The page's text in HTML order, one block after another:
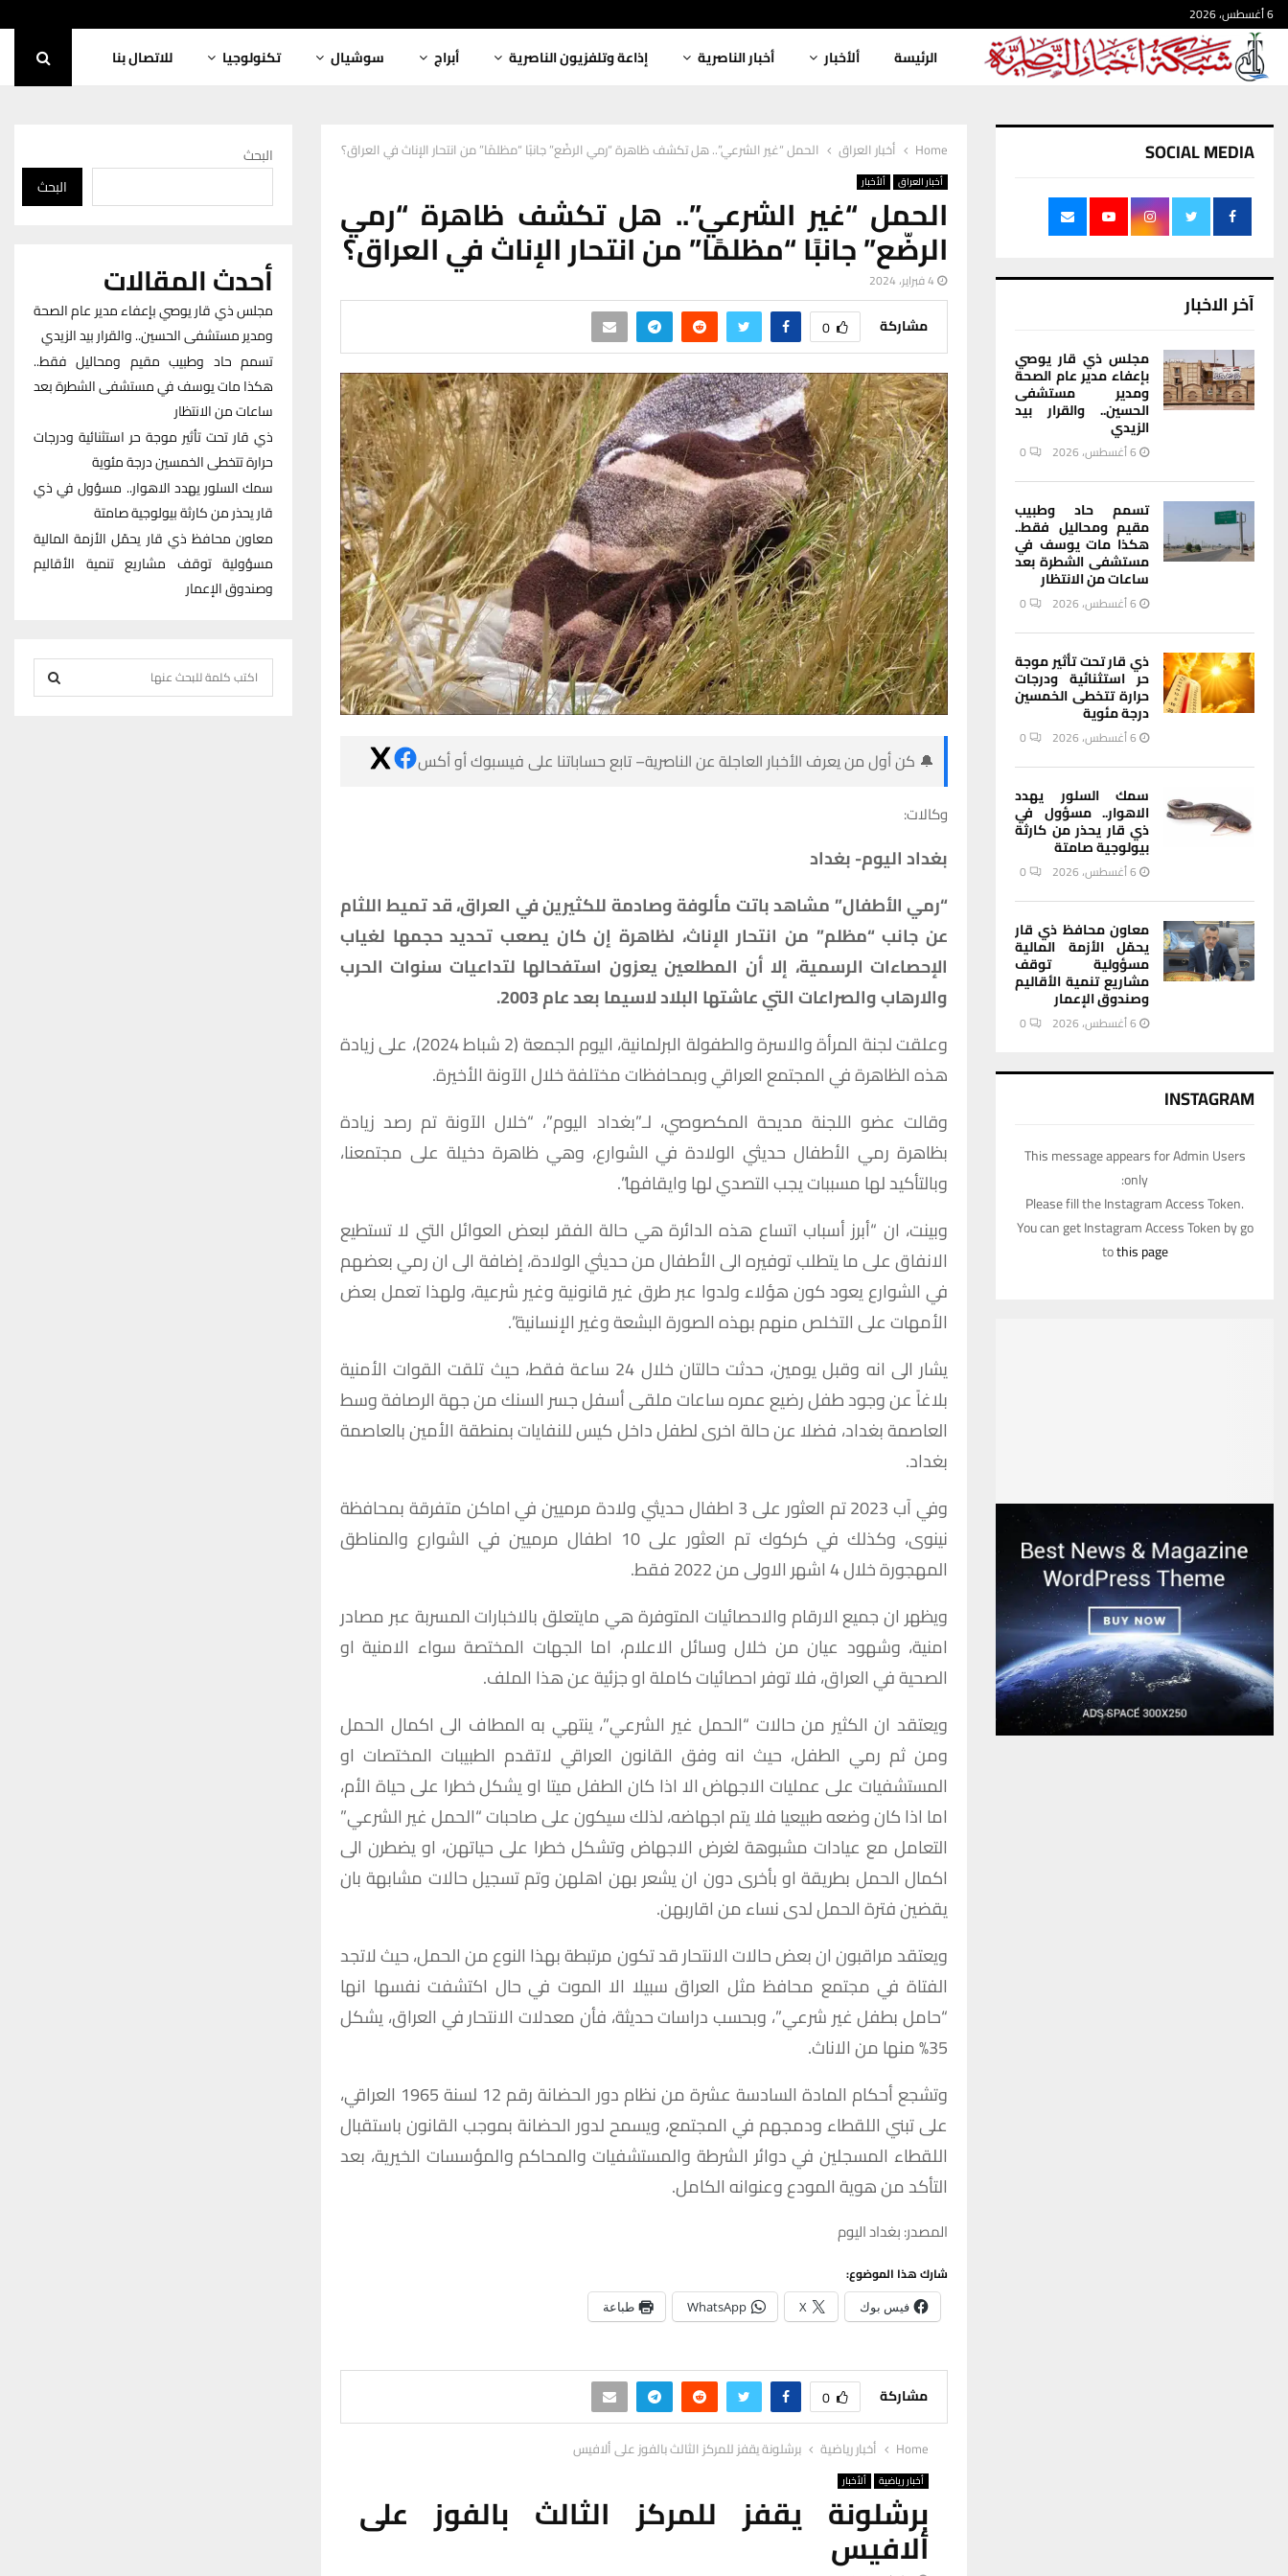
6 أغسطس، 2026
الرئيسة ألأخبار أخبار الناصرية إذاعة وتلفزيون الناصرية أبراج سوشيال تكنولوجيا للاتصال بنا
Home أخبار العراق الحمل “غير الشرعي”.. هل تكشف ظاهرة “رمي الرضّع” جانبًا “مظلمًا” من انتحار الإناث في العراق؟
أخبار العراق ألأخبار
الحمل “غير الشرعي”.. هل تكشف ظاهرة “رمي
الرضّع” جانبًا “مظلمًا” من انتحار الإناث في العراق؟
4 فبراير، 2024
مشاركة 0
🔔 كن أول من يعرف الأخبار العاجلة عن الناصرية– تابع حساباتنا على فيسبوك أو أكس
وكالات:
بغداد اليوم- بغداد
“رمي الأطفال” مشاهد باتت مألوفة وصادمة للكثيرين في العراق، قد تميط اللثام
عن جانب “مظلم” من انتحار الإناث، لظاهرة إن كان يصعب تحديد حجمها لغياب
الإحصاءات الرسمية، إلا أن المطلعين يعزون استفحالها لتداعيات سنوات الحرب
والارهاب والصراعات التي عاشتها البلاد لاسيما بعد عام 2003.
وعلقت لجنة المرأة والاسرة والطفولة البرلمانية، اليوم الجمعة (2 شباط 2024)، على زيادة
هذه الظاهرة في المجتمع العراقي وبمحافظات مختلفة خلال الآونة الأخيرة.
وقالت عضو اللجنة مديحة المكصوصي، لـ”بغداد اليوم”، “خلال الآونة تم رصد زيادة
بظاهرة رمي الأطفال حديثي الولادة في الشوارع، وهي ظاهرة دخيلة على مجتمعنا،
وبالتأكيد لها مسببات يجب التصدي لها وايقافها”.
وبينت، ان “أبرز أسباب اتساع هذه الدائرة هي حالة الفقر لبعض العوائل التي لا تستطيع
الانفاق على ما يتطلب توفيره الى الأطفال من حديثي الولادة، إضافة الى ان رمي بعضهم
في الشوارع يعود كون هؤلاء ولدوا عبر طرق غير قانونية وغير شرعية، ولهذا تعمل بعض
الأمهات على التخلص منهم بهذه الصورة البشعة وغير الإنسانية”.
يشار الى انه وقبل يومين، حدثت حالتان خلال 24 ساعة فقط، حيث تلقت القوات الأمنية
بلاغاً عن وجود طفل رضيع عمره ساعات ملقى أسفل جسر السنك من جهة الرصافة وسط
العاصمة بغداد، فضلا عن حالة اخرى لطفل داخل كيس للنفايات بمنطقة الأمين بالعاصمة
بغداد.
وفي آب 2023 تم العثور على 3 اطفال حديثي ولادة مرميين في اماكن متفرقة بمحافظة
نينوى، وكذلك في كركوك تم العثور على 10 اطفال مرميين في الشوارع والمناطق
المهجورة خلال 4 اشهر الاولى من 2022 فقط.
ويظهر ان جميع الارقام والاحصائيات المتوفرة هي مايتعلق بالاخبارات المسربة عبر مصادر
امنية، وشهود عيان من خلال وسائل الاعلام، اما الجهات المختصة سواء الامنية او
الصحية في العراق، فلا توفر احصائيات كاملة او جزئية عن هذا الملف.
ويعتقد ان الكثير من حالات “الحمل غير الشرعي”، ينتهي به المطاف الى اكمال الحمل
ومن ثم رمي الطفل، حيث انه وفق القانون العراقي لاتقدم الطبيبات المختصات او
المستشفيات على عمليات الاجهاض الا اذا كان الطفل ميتا او يشكل خطرا على حياة الأم،
اما اذا كان وضعه طبيعيا فلا يتم اجهاضه، لذلك سيكون على صاحبات “الحمل غير الشرعي”
التعامل مع عيادات مشبوهة لغرض الاجهاض وتشكل خطرا على حياتهن، او يضطرن الى
اكمال الحمل بطريقة او بأخرى دون ان يشعر بهن اهلهن وتم تسجيل حالات مشابهة بان
يقضين فترة الحمل لدى نساء من اقاربهن.
ويعتقد مراقبون ان بعض حالات الانتحار قد تكون مرتبطة بهذا النوع من الحمل، حيث لاتجد
الفتاة في مجتمع محافظ مثل العراق سبيلا الا الموت في حال اكتشفت نفسها انها
“حامل بطفل غير شرعي”، وبحسب دراسات حديثة، فأن معدلات الانتحار في العراق، يشكل
35% منها من الاناث.
وتشجع أحكام المادة السادسة عشرة من نظام دور الحضانة رقم 12 لسنة 1965 العراقي،
على تبني اللقطاء ودمجهم في المجتمع، ويسمح لدور الحضانة بموجب القانون باستقبال
اللقطاء المسجلين في دوائر الشرطة والمستشفيات والمحاكم والمؤسسات الخيرية، بعد
التأكد من هوية المودع وعنوانه الكامل.
المصدر: بغداد اليوم
شارك هذا الموضوع:
فيس بوك X
WhatsApp طباعة
مشاركة 0
Home أخبار رياضية برشلونة يقفز للمركز الثالث بالفوز على ألافيس
أخبار رياضية ألأخبار
برشلونة يقفز للمركز الثالث بالفوز على
ألافيس
SOCIAL MEDIA
آخر الاخبار
مجلس ذي قار يوصي
بإعفاء مدير عام الصحة
ومدير مستشفى
الحسين.. والقرار بيد
الزيدي
6 أغسطس، 2026 0
تسمم حاد وطبيب
مقيم ومحاليل فقط..
هكذا مات يوسف في
مستشفى الشطرة بعد
ساعات من الانتظار
6 أغسطس، 2026 0
ذي قار تحت تأثير موجة
حر استثنائية ودرجات
حرارة تتخطى الخمسين
درجة مئوية
6 أغسطس، 2026 0
سمك السلور يهدد
الاهوار.. مسؤول في
ذي قار يحذر من كارثة
بيولوجية صامتة
6 أغسطس، 2026 0
معاون محافظ ذي قار
يحمّل الأزمة المالية
مسؤولية توقف
مشاريع تنمية الأقاليم
وصندوق الإعمار
6 أغسطس، 2026 0
INSTAGRAM
This message appears for Admin Users
only:
Please fill the Instagram Access Token.
You can get Instagram Access Token by go
tothis page
البحث
البحث
أحدث المقالات
مجلس ذي قار يوصي بإعفاء مدير عام الصحة
ومدير مستشفى الحسين.. والقرار بيد الزيدي
تسمم حاد وطبيب مقيم ومحاليل فقط..
هكذا مات يوسف في مستشفى الشطرة بعد
ساعات من الانتظار
ذي قار تحت تأثير موجة حر استثنائية ودرجات
حرارة تتخطى الخمسين درجة مئوية
سمك السلور يهدد الاهوار.. مسؤول في ذي
قار يحذر من كارثة بيولوجية صامتة
معاون محافظ ذي قار يحمّل الأزمة المالية
مسؤولية توقف مشاريع تنمية الأقاليم
وصندوق الإعمار
e